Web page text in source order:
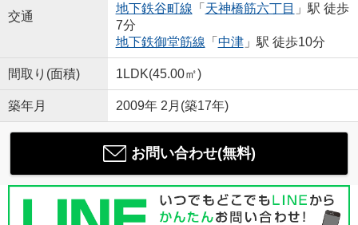
交通
地下鉄谷町線 「 天神橋筋六丁目 」駅 徒歩
7分
地下鉄御堂筋線 「 中津」駅 徒歩10分
間取り(面積) 1LDK(45.00㎡)
築年月 2009年 2月(築17年)
お問い合わせ(無料)